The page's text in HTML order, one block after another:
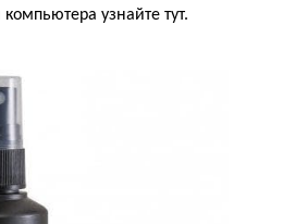
узнайте тут.